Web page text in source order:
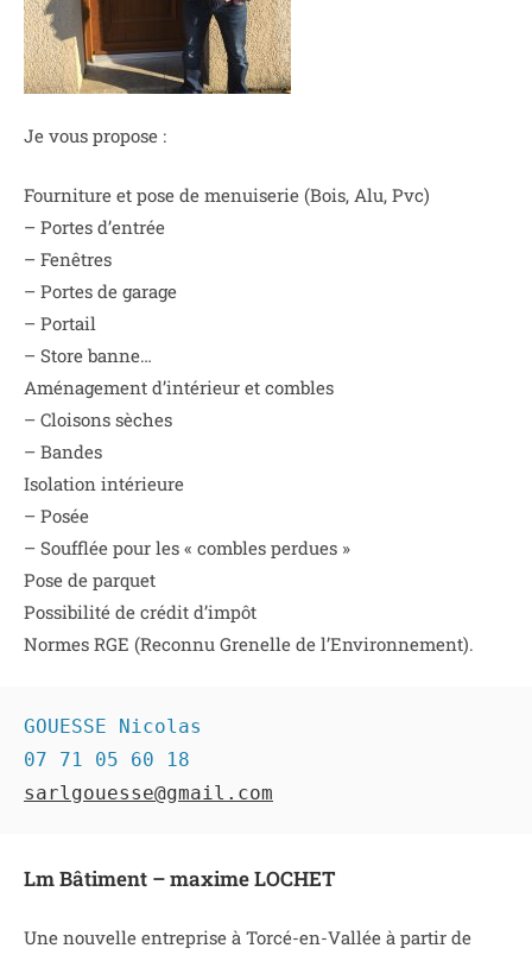
Je vous propose :
Fourniture et pose de menuiserie (Bois, Alu, Pvc)
– Portes d’entrée
– Fenêtres
– Portes de garage
– Portail
– Store banne…
Aménagement d’intérieur et combles
– Cloisons sèches
– Bandes
Isolation intérieure
– Posée
– Soufflée pour les « combles perdues »
Pose de parquet
Possibilité de crédit d’impôt
Normes RGE (Reconnu Grenelle de l’Environnement).
GOUESSE Nicolas
sarlgouesse@gmail.com
Lm Bâtiment – maxime LOCHET
Une nouvelle entreprise à Torcé-en-Vallée à partir de